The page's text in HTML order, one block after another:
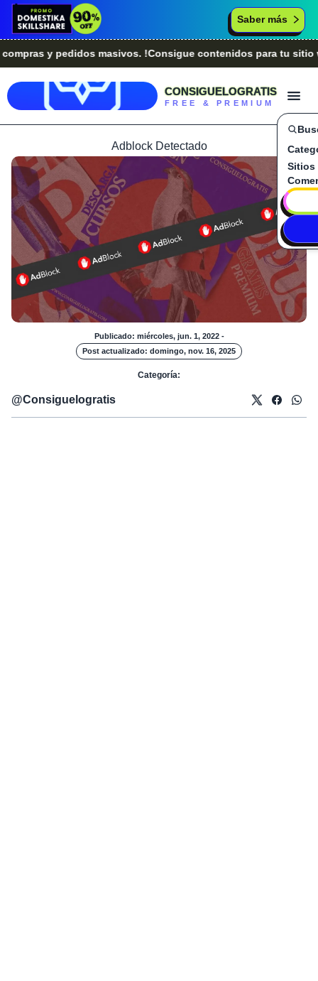
Saber más
y pedidos masivos. !Consigue contenidos para tu sitio
CONSIGUELOGRATIS
FREE & PREMIUM
Sitios
Adblock Detectado
Publicado: miércoles, jun. 1, 2022 -
Post actualizado: domingo, nov. 16, 2025
Categoría:
@Consiguelogratis